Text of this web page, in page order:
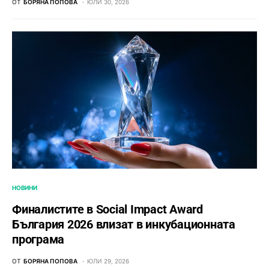
ОТ БОРЯНА ПОПОВА ЮЛИ 30, 2026
НОВИНИ
Финалистите в Social Impact Award
България 2026 влизат в инкубационната
програма
ОТ БОРЯНА ПОПОВА ЮЛИ 29, 2026